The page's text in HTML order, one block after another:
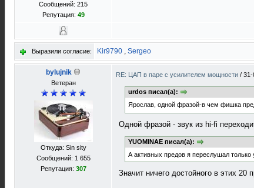
Сообщений: 215
Репутация: 49
Выразили согласие: Kir9790 , Sergeo
bylujnik
Ветеран
Откуда: Sin sity
Сообщений: 1 655
Репутация: 307
RE: ЦАП в паре с усилителем мощности / 31-
urdos писал(а):
Ярослав, одной фразой-в чем фишка
Одной фразой - звук из hi-fi
YUOMINAE писал(а):
А активных предов я переслушал только
Значит ничего достойного в этих